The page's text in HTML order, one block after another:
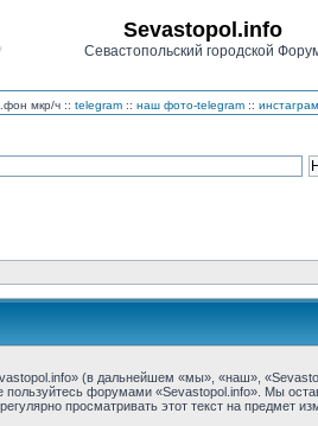
Sevastopol.info
Севастопольский городской
мкр/ч :: telegram :: наш фото-telegram :: инстаграм
(в дальнейшем «мы», «наш»,
пользуйтесь форумами «Sevastopol.info». Мы
просматривать этот текст на предмет